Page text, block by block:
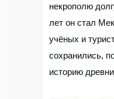
некрополю
лет он стал
учёных и
сохранились,
историю